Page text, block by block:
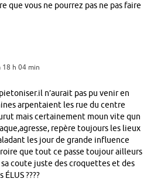
que vous ne pourrez pas ne pas faire
h 04 min
n’aurait pas pu venir en
arpentaient les rue du centre
mais certainement moun vite qun
repère toujours les lieux
les jour de grande influence
que tout ce passe toujour ailleurs
sa coute juste des croquettes et des
????